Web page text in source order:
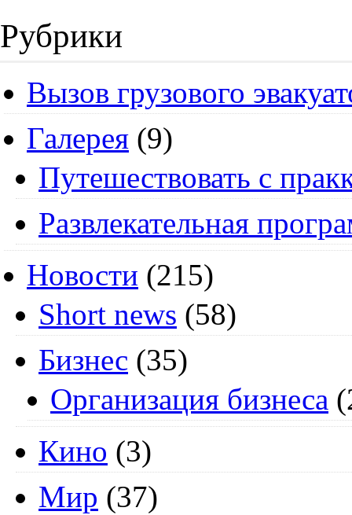
Рубрики
Вызов грузового
Галерея (9)
Путешествовать с
Развлекательная
Новости (215)
Short news (58)
Бизнес (35)
Организация бизнеса
Кино (3)
Мир (37)